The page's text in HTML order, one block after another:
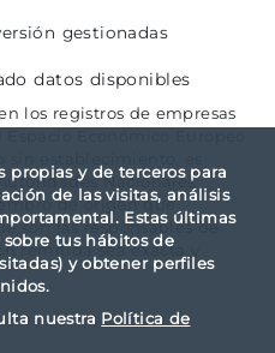
propias y de terceros para
de las visitas, análisis
Estas últimas
tus hábitos de
y obtener perfiles
nuestra Política de
gestionadas
datos disponibles
los registros de empresas
Económico Europeo
establecimiento, es
Nacionales
de origen que
son las responsables de
remitida sea exacta y